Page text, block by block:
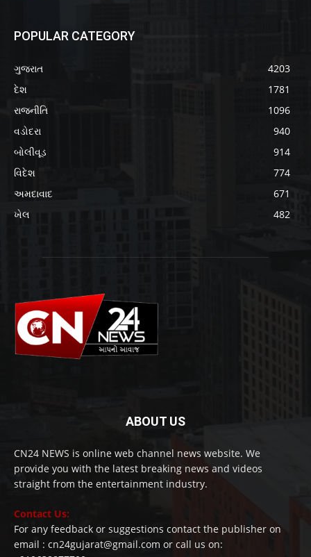
POPULAR CATEGORY
ગુજરાત
4203
દેશ
1781
રાજનીતિ
1096
વડોદરા
940
બોલીવૂડ
914
વિદેશ
774
અમદાવાદ
671
ખેલ
482
ABOUT US
CN24 NEWS is online web channel news website. We
provide you with the latest breaking news and videos
straight from the entertainment industry.
Contact Us:
For any feedback or suggestions contact the publisher on
email : cn24gujarat@gmail.com or call us on: